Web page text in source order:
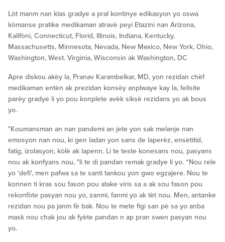
Lòt manm nan klas gradye a pral kontinye edikasyon yo oswa
kòmanse pratike medikaman atravè peyi Etazini nan Arizona,
Kalifòni, Connecticut, Florid, Illinois, Indiana, Kentucky,
Massachusetts, Minnesota, Nevada, New Mexico, New York, Ohio,
Washington, West. Virginia, Wisconsin ak Washington, DC
Apre diskou akèy la, Pranav Karambelkar, MD, yon rezidan chèf
medikaman entèn ak prezidan konsèy anplwaye kay la, felisite
parèy gradye li yo pou konplete avèk siksè rezidans yo ak bous
yo.
"Koumansman an nan pandemi an jete yon sak melanje nan
emosyon nan nou, ki gen ladan yon sans de laperèz, ensètitid,
fatig, izolasyon, kòlè ak lapenn. Li te teste konesans nou, pasyans
nou ak konfyans nou, "li te di pandan remak gradye li yo. “Nou rele
yo 'defi', men pafwa sa te santi tankou yon gwo egzajere. Nou te
konnen ti kras sou fason pou atake viris sa a ak sou fason pou
rekonfòte pasyan nou yo, zanmi, fanmi yo ak tèt nou. Men, antanke
rezidan nou pa janm fè bak. Nou te mete figi san pè sa yo anba
mask nou chak jou ak fyète pandan n ap pran swen pasyan nou
yo.